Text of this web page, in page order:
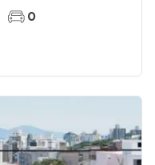
0